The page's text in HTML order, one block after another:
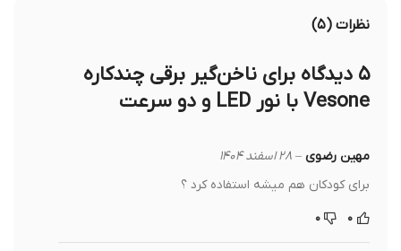
نظرات (۵)
ناخن‌گیر برقی چندکاره
Vesone با نور LED و دو سرعت
مهین رضوی– ۲۸ اسفند ۱۴۰۴
برای کودکان هم میشه استفاده کرد ؟